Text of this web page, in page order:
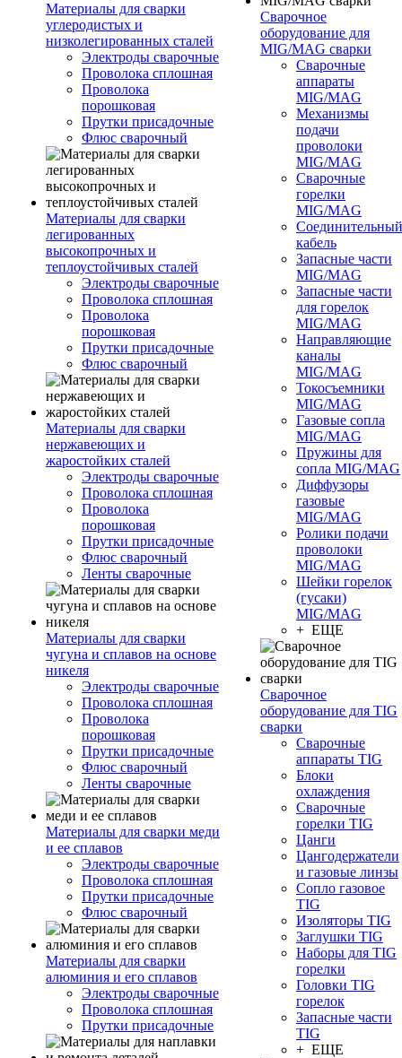
Материалы для сварки
углеродистых и
низколегированных сталей
Электроды сварочные
Проволока сплошная
Проволока
порошковая
Прутки присадочные
Флюс сварочный
Материалы для сварки
легированных
высокопрочных и
теплоустойчивых сталей
Электроды сварочные
Проволока сплошная
Проволока
порошковая
Прутки присадочные
Флюс сварочный
Материалы для сварки
нержавеющих и
жаростойких сталей
Электроды сварочные
Проволока сплошная
Проволока
порошковая
Прутки присадочные
Флюс сварочный
Ленты сварочные
Материалы для сварки
чугуна и сплавов на основе
никеля
Электроды сварочные
Проволока сплошная
Проволока
порошковая
Прутки присадочные
Флюс сварочный
Ленты сварочные
Материалы для сварки меди
и ее сплавов
Электроды сварочные
Проволока сплошная
Прутки присадочные
Флюс сварочный
Материалы для сварки
алюминия и его сплавов
Электроды сварочные
Проволока сплошная
Прутки присадочные
Сварочное
оборудование для
MIG/MAG сварки
Сварочные
аппараты
MIG/MAG
Механизмы
подачи
проволоки
MIG/MAG
Сварочные
горелки
MIG/MAG
Соединительный
кабель
Запасные части
MIG/MAG
Запасные части
для горелок
MIG/MAG
Направляющие
каналы
MIG/MAG
Токосъемники
MIG/MAG
Газовые сопла
MIG/MAG
Пружины для
сопла MIG/MAG
Диффузоры
газовые
MIG/MAG
Ролики подачи
проволоки
MIG/MAG
Шейки горелок
(гусаки)
MIG/MAG
+ ЕЩЕ
Сварочное
оборудование для TIG
сварки
Сварочные
аппараты TIG
Блоки
охлаждения
Сварочные
горелки TIG
Цанги
Цангодержатели
и газовые линзы
Сопло газовое
TIG
Изоляторы TIG
Заглушки TIG
Наборы для TIG
горелки
Головки TIG
горелок
Запасные части
TIG
+ ЕЩЕ